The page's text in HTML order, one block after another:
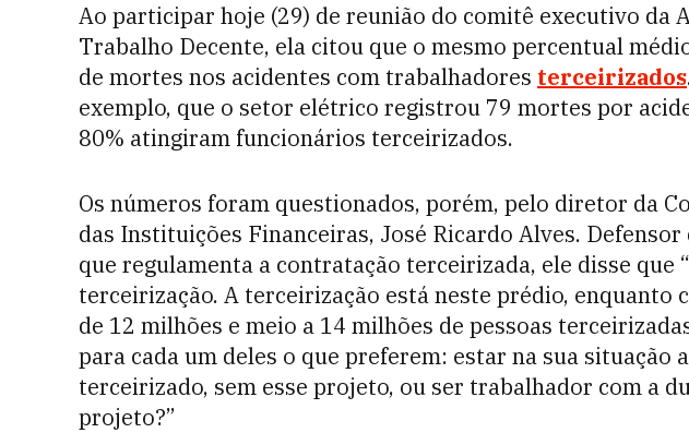
Ao participar hoje (29) de reunião do comitê executivo da
Trabalho Decente, ela citou que o mesmo percentual
de mortes nos acidentes com trabalhadores terceirizados
exemplo, que o setor elétrico registrou 79 mortes por
80% atingiram funcionários terceirizados.
Os números foram questionados, porém, pelo diretor da
das Instituições Financeiras, José Ricardo Alves.
que regulamenta a contratação terceirizada, ele disse que
terceirização. A terceirização está neste prédio, enquanto
de 12 milhões e meio a 14 milhões de pessoas
para cada um deles o que preferem: estar na sua situação
terceirizado, sem esse projeto, ou ser trabalhador com a
projeto?”